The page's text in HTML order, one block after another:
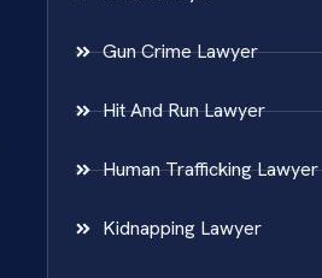
Gun Crime Lawyer
Hit And Run Lawyer
Human Trafficking Lawyer
Kidnapping Lawyer